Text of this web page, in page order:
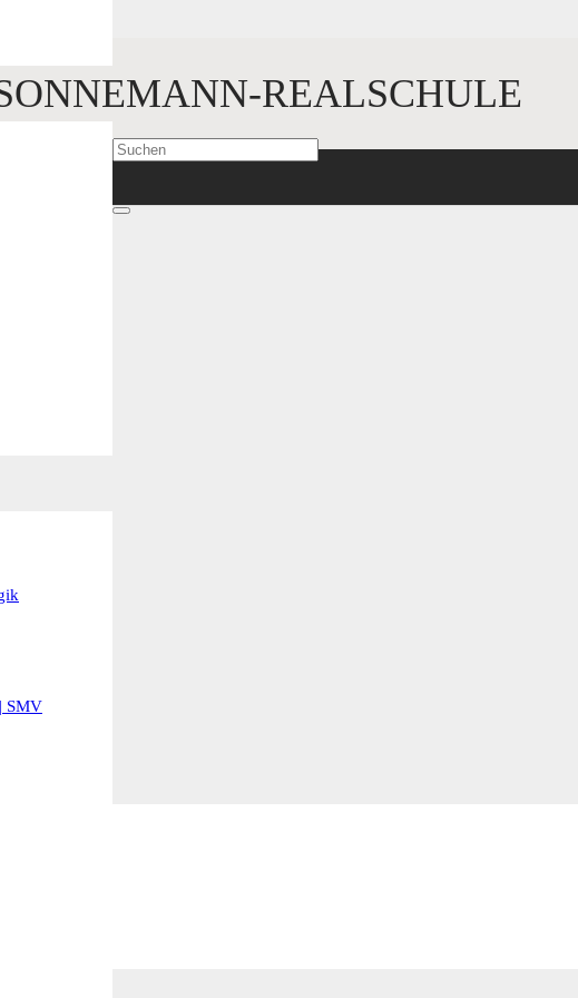
REALSCHULE
SMV
Erforderliche Felder sind mit